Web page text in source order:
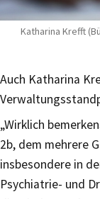
Katharina Krefft
Auch Katharina
„Wirklich
2b, dem mehrere
insbesondere in
Psychiatrie- und